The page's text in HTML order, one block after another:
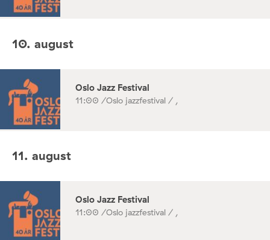
10. august
Oslo Jazz Festival
11:00 /Oslo jazzfestival / ,
11. august
Oslo Jazz Festival
11:00 /Oslo jazzfestival / ,